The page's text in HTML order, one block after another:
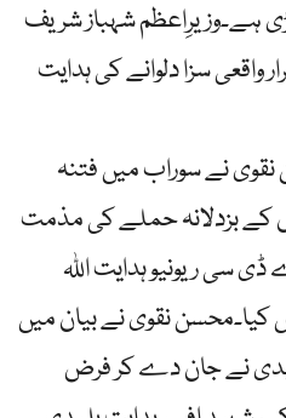
ہے۔وزیرِاعظم شہباز شریف
واقعی سزا دلوانے کی ہدایت
نے سوراب میں فتنہ
کے بزدلانہ حملے کی مذمت
سی ریونیو ہدایت اللہ
نقوی نے بیان میں
نے جان دے کر فرض